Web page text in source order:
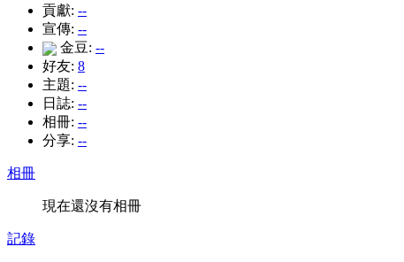
貢獻: --
宣傳: --
金豆: --
好友: 8
主題: --
日誌: --
相冊: --
分享: --
相冊
現在還沒有相冊
記錄